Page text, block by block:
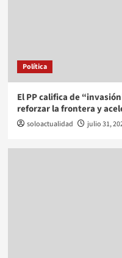
Política
El PP califica de
reforzar la frontera y
soloactualidad julio 31,